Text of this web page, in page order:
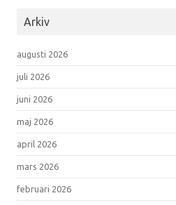
Arkiv
augusti 2026
juli 2026
juni 2026
maj 2026
april 2026
mars 2026
februari 2026